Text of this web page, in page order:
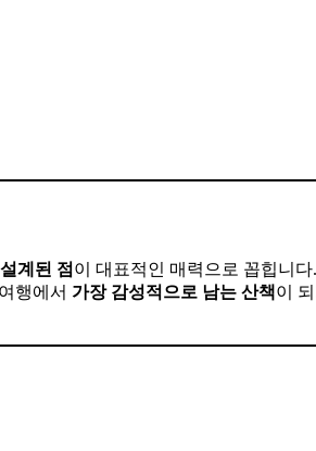
계된 점 이 대표적인 매력으로 꼽힙니다
행에서 가장 감성적으로 남는 산책이